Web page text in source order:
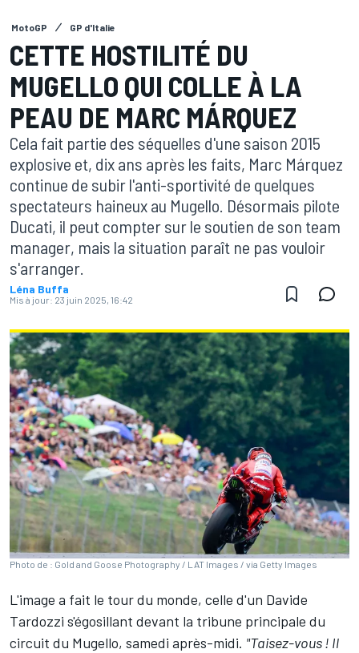
MotoGP GP d'Italie
CETTE HOSTILITÉ DU
MUGELLO QUI COLLE À LA
PEAU DE MARC MÁRQUEZ
Cela fait partie des séquelles d'une saison 2015
explosive et, dix ans après les faits, Marc Márquez
continue de subir l'anti-sportivité de quelques
spectateurs haineux au Mugello. Désormais pilote
Ducati, il peut compter sur le soutien de son team
manager, mais la situation paraît ne pas vouloir
s'arranger.
Léna Buffa
Mis à jour: 23 juin 2025, 16:42
Photo de : Gold and Goose Photography / LAT Images / via Getty Images
L'image a fait le tour du monde, celle d'un Davide
Tardozzi s'égosillant devant la tribune principale du
circuit du Mugello, samedi après-midi. "Taisez-vous ! Il